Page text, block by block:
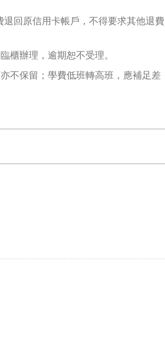
回原信用卡帳戶，不得要求其他退費
櫃辦理，逾期恕不受理。
不保留；學費低班轉高班，應補足差